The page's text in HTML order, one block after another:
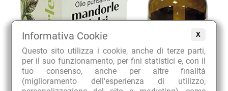
X
Informativa Cookie
Questo sito utilizza i cookie, anche di terze parti,
per il suo funzionamento, per fini statistici e, con il
tuo consenso, anche per altre finalità
(miglioramento dell'esperienza di utilizzo,